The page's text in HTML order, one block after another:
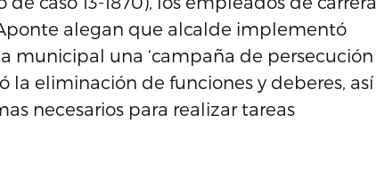
alegan que alcalde implementó
municipal una ‘campaña de persecución
la eliminación de funciones y deberes, así
necesarios para realizar tareas